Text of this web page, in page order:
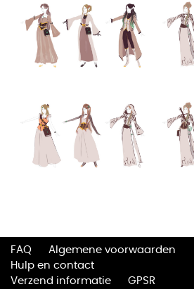
FAQ
Algemene voorwaarden
Hulp en contact
Verzend informatie
GPSR